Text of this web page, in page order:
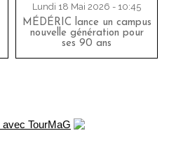
Lundi 18 Mai 2026 - 10:45
MÉDÉRIC lance un campus
nouvelle génération pour
ses 90 ans